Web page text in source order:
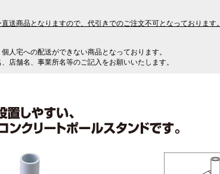
送商品となりますので、代引きでのご注文不可となっております。
人宅への配送ができない商品となっております。
店舗名、事業所名等のご記入をお願いいたします。